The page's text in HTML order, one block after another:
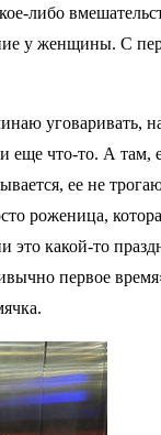
либо
у женщины. С
уговаривать,
еще что-то. А там,
ее не
роженица,
это какой-то
первое